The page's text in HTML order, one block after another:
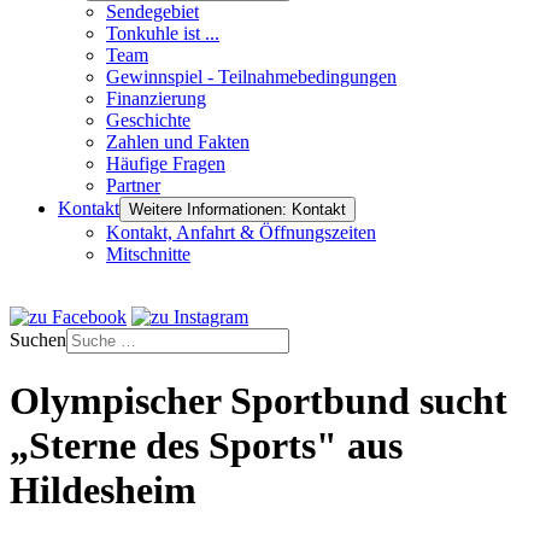
Sendegebiet
Tonkuhle ist ...
Team
Gewinnspiel - Teilnahmebedingungen
Finanzierung
Geschichte
Zahlen und Fakten
Häufige Fragen
Partner
Kontakt Weitere Informationen: Kontakt
Kontakt, Anfahrt & Öffnungszeiten
Mitschnitte
Suchen
Olympischer Sportbund sucht
„Sterne des Sports" aus
Hildesheim